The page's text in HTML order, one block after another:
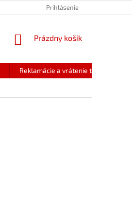
Prihlásenie
NÁKUPNÝ
Prázdny košík
Reklamácie a vrátenie tovaru